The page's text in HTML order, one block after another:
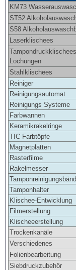
KM73
ST52
S58
Laserklischees
Lochungen
Stahlklischees
Reiniger
Reinigungsautomat
Reinigungs Systeme
Farbwannen
Keramikrakelringe
TIC Farbtöpfe
Magnetplatten
Rasterfilme
Rakelmesser
Tamponhalter
Klischee-Entwicklung
Filmerstellung
Klischeeerstellung
Trockenkanäle
Verschiedenes
Folienbearbeitung
Siebdruckzubehör